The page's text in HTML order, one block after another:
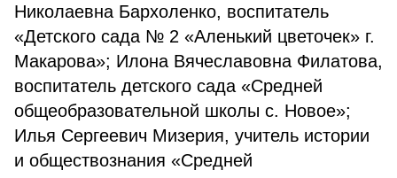
Николаевна Бархоленко, воспитатель
«Детского сада № 2 «Аленький цветочек» г.
Макарова»; Илона Вячеславовна Филатова,
воспитатель детского сада «Средней
общеобразовательной школы с. Новое»;
Илья Сергеевич Мизерия, учитель истории
и обществознания «Средней